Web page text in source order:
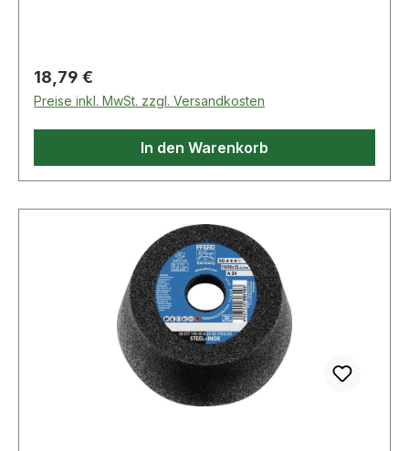
Regulärer Preis:
18,79 €
Preise inkl. MwSt. zzgl. Versandkosten
In den Warenkorb